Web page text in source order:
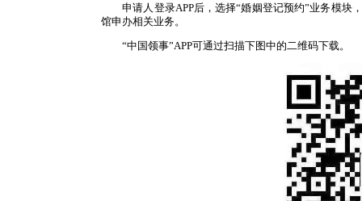
申请人登录APP后，选择“婚姻登记预约”业务模
馆申办相关业务。
“中国领事”APP可通过扫描下图中的二维码下载。